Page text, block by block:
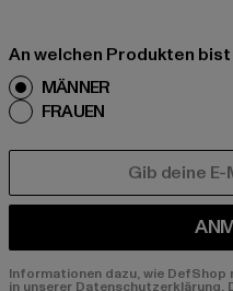
An welchen Produkten
MÄNNER
FRAUEN
Informationen dazu, wie